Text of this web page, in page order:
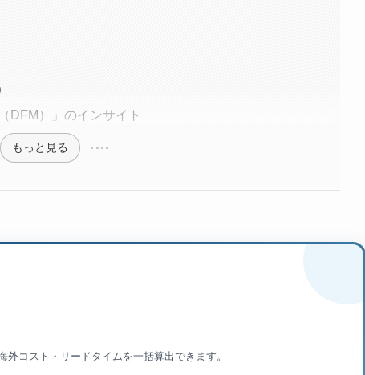
DFM）」のインサイト
もっと見る
コスト・リードタイムを一括算出できます。